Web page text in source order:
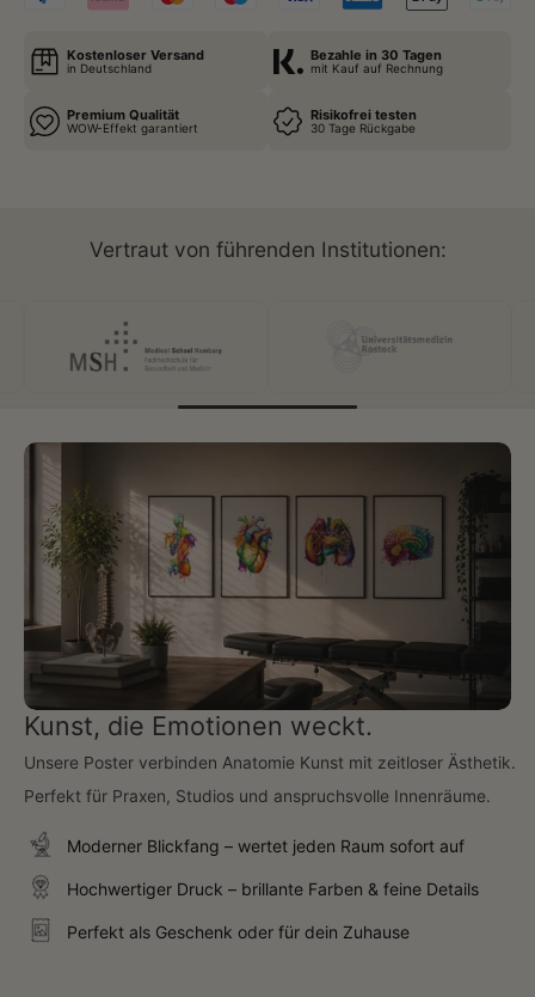
Kostenloser Versand
in Deutschland
Bezahle in 30 Tagen
mit Kauf auf Rechnung
Premium Qualität
WOW-Effekt garantiert
Risikofrei testen
30 Tage Rückgabe
Vertraut von führenden Institutionen:
Kunst, die Emotionen weckt.
Unsere Poster verbinden Anatomie Kunst mit zeitloser Ästhetik.
Perfekt für Praxen, Studios und anspruchsvolle Innenräume.
Moderner Blickfang – wertet jeden Raum sofort auf
Hochwertiger Druck – brillante Farben & feine Details
Perfekt als Geschenk oder für dein Zuhause